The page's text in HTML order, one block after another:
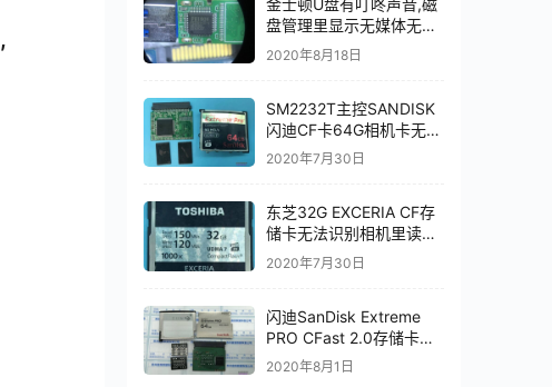
,
金士顿U盘有叮咚声音,磁
盘管理里显示无媒体无法
识别主控PS2251-07-V
2020年8月18日
SM2232T主控SANDISK
闪迪CF卡64G相机卡无法
识别芯片级数据恢复成功
2020年7月30日
东芝32G EXCERIA CF存
储卡无法识别相机里读不
出数据电脑里显示无媒体
CF存储卡数据修复
2020年7月30日
闪迪SanDisk Extreme
PRO CFast 2.0存储卡
20-82-00369-1主控进行
2020年8月1日